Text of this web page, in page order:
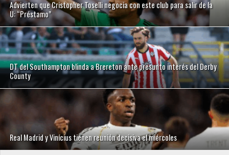
Advierten que Cristopher Toselli negocia con este club para salir de la
U: “Préstamo”
DT del Southampton blinda a Brereton ante presunto interés del Derby
County
Real Madrid y Vinícius tienen reunión decisiva el miércoles